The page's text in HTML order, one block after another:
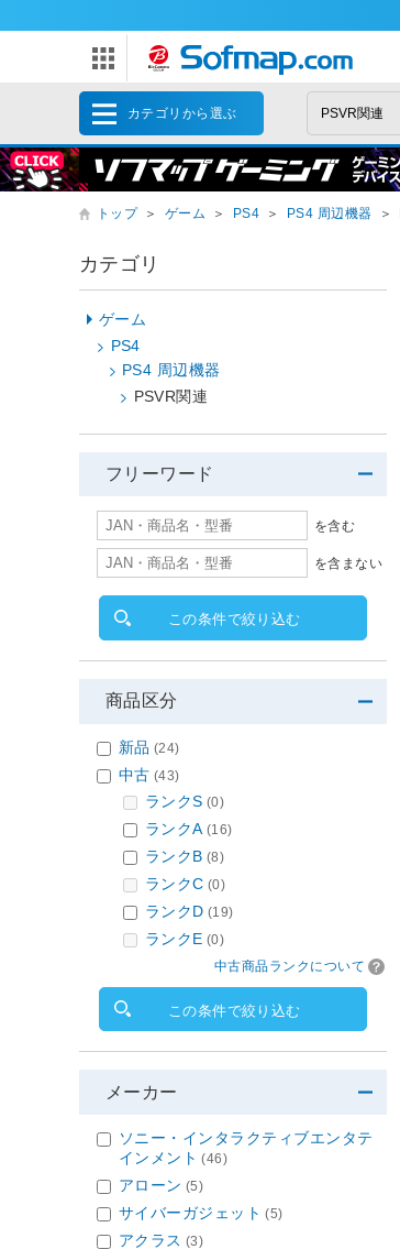
カテゴリから選ぶ
トップ ＞ ゲーム ＞ PS4 ＞ PS4 周辺機器 ＞
カテゴリ
ゲーム
PS4
PS4 周辺機器
PSVR関連
フリーワード
を含む
を含まない
この条件で絞り込む
商品区分
新品 (24)
中古 (43)
ランクS (0)
ランクA (16)
ランクB (8)
ランクC (0)
ランクD (19)
ランクE (0)
中古商品ランクについて
この条件で絞り込む
メーカー
ソニー・インタラクティブエンタテ
インメント (46)
アローン (5)
サイバーガジェット (5)
アクラス (3)